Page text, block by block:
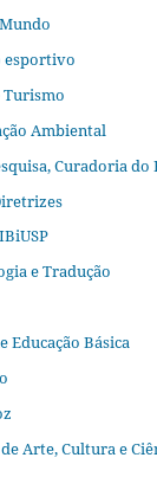
esportivo
Turismo
Ambiental
Curadoria
e Tradução
Educação Básica
Arte, Cultura e